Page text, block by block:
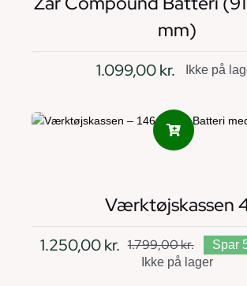
mm)
1.099,00kr. Ikke på
Værktøjskassen
1.799,00kr.Den
1.250,00kr.
Den
aktuelle
Spar
Ikke på lager